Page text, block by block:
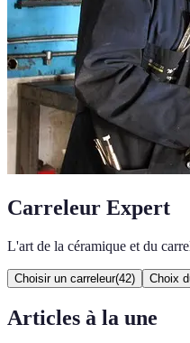
Carreleur Expert
L'art de la céramique et du
Choisir un carreleur(42) Choix
Articles à la une